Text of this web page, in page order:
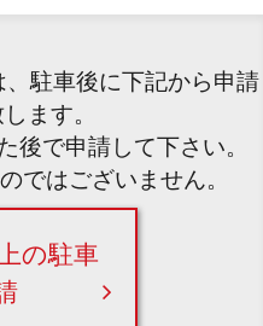
駐車後に下記から申請
ます。
後で申請して下さい。
ではございません。
の駐車